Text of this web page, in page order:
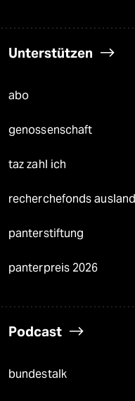
Unterstützen
abo
genossenschaft
taz zahl ich
recherchefonds ausland
panterstiftung
panterpreis 2026
Podcast
bundestalk